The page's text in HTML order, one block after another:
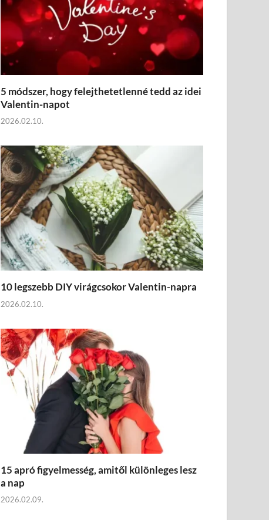
5 módszer, hogy felejthetetlenné tedd az idei
Valentin-napot
2026.02.10.
10 legszebb DIY virágcsokor Valentin-napra
2026.02.10.
15 apró figyelmesség, amitől különleges lesz
a nap
2026.02.09.